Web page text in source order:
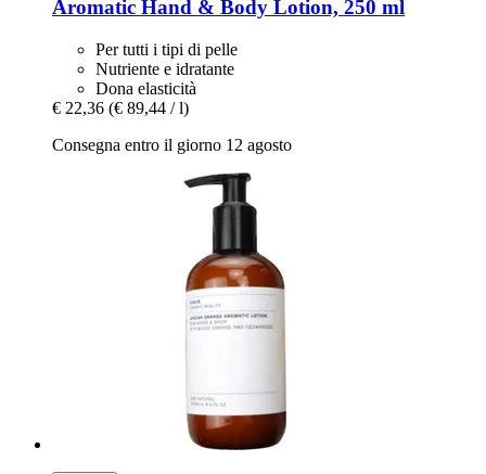
Aromatic Hand & Body Lotion, 250 ml
Per tutti i tipi di pelle
Nutriente e idratante
Dona elasticità
€ 22,36 (€ 89,44 / l)
Consegna entro il giorno 12 agosto